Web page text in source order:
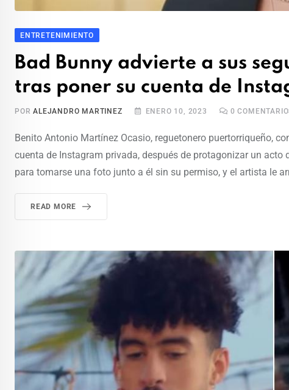
ENTRETENIMIENTO
Bad Bunny advierte a sus
tras poner su cuenta de
PORALEJANDRO MARTINEZ ENERO 10, 2023 0
Benito Antonio Martínez Ocasio, reguetonero puertorriqueño,
cuenta de Instagram privada, después de protagonizar un
para tomarse una foto junto a él sin su permiso, y el artista le
READ MORE